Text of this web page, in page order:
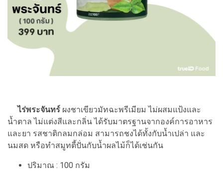
ไร่พระจันทร์ ผงชาเขียวมัทฉะพรีเมียม ไม่ผสมแป้งและ
น้ำตาล ไม่แต่งสีและกลิ่น ได้รับมาตรฐานจากองค์การอาหาร
และยา รสชาติกลมกล่อม สามารถชงได้ทั้งกับน้ำเปล่า และ
นมสด หรือทำสมูทตี้ปั่นกับน้ำผลไม้ก็ได้เช่นกัน
ปริมาณ : 100 กรัม